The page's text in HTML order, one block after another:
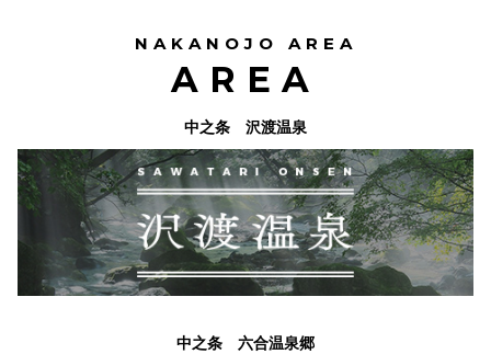
NAKANOJO AREA
AREA
中之条 沢渡温泉
中之条 六合温泉郷